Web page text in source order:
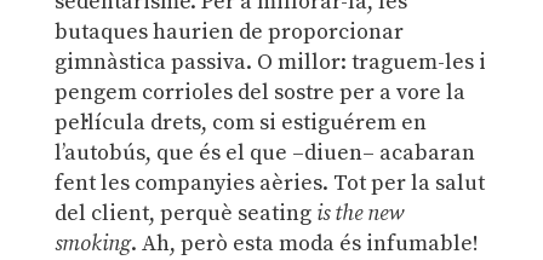
butaques haurien de proporcionar
gimnàstica passiva. O millor: traguem-les i
pengem corrioles del sostre per a vore la
pel·lícula drets, com si estiguérem en
l’autobús, que és el que –diuen– acabaran
fent les companyies aèries. Tot per la salut
del client, perquè seating is the new
smoking. Ah, però esta moda és infumable!